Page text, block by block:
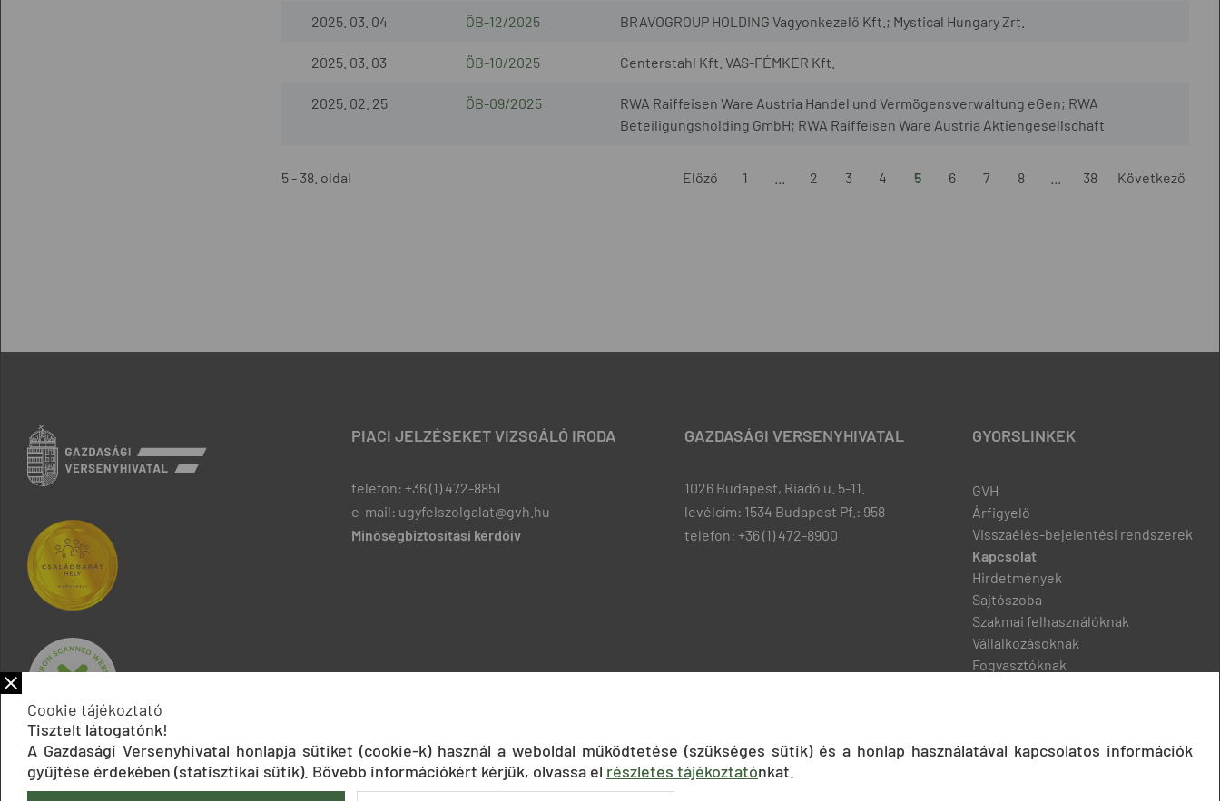
2025. 03. 04 ÖB-12/2025 BRAVOGROUP HOLDING Vagyonkezelő Kft.; Mystical Hungary Zrt.
2025. 03. 03 ÖB-10/2025 Centerstahl Kft. VAS-FÉMKER Kft.
2025. 02. 25 ÖB-09/2025
RWA Raiffeisen Ware Austria Handel und Vermögensverwaltung eGen; RWA
Beteiligungsholding GmbH; RWA Raiffeisen Ware Austria Aktiengesellschaft
5 - 38. oldal Előző 1 2 3 4 5 6 7 8 38 Következő
PIACI JELZÉSEKET VIZSGÁLÓ IRODA
telefon: +36 (1) 472-8851
e-mail: ugyfelszolgalat@gvh.hu
Minőségbiztosítási kérdőív
GAZDASÁGI VERSENYHIVATAL
1026 Budapest, Riadó u. 5-11.
levélcím: 1534 Budapest Pf.: 958
telefon: +36 (1) 472-8900
GYORSLINKEK
GVH
Árfigyelő
Visszaélés-bejelentési rendszerek
Kapcsolat
Hirdetmények
Sajtószoba
Szakmai felhasználóknak
Vállalkozásoknak
Fogyasztóknak
Cookie tájékoztató
Tisztelt látogatónk!
A Gazdasági Versenyhivatal honlapja sütiket (cookie-k) használ a weboldal működtetése (szükséges sütik) és a honlap használatával kapcsolatos információk
gyűjtése érdekében (statisztikai sütik). Bővebb információkért kérjük, olvassa el részletes tájékoztatónkat.